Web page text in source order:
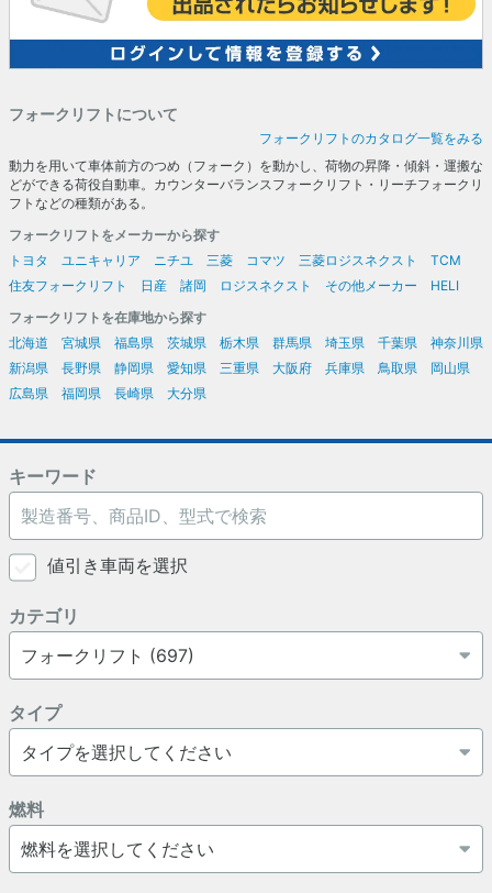
フォークリフトについて
フォークリフトのカタログ一覧をみる
動力を用いて車体前方のつめ（フォーク）を動かし、荷物の昇降・傾斜・運搬な
どができる荷役自動車。カウンターバランスフォークリフト・リーチフォークリ
フトなどの種類がある。
フォークリフトをメーカーから探す
トヨタ
ユニキャリア ニチユ 三菱 コマツ 三菱ロジスネクスト
TCM
住友フォークリフト
日産 諸岡 ロジスネクスト その他メーカー
HELI
フォークリフトを在庫地から探す
北海道
宮城県 福島県 茨城県 栃木県 群馬県 埼玉県 千葉県
神奈川県
新潟県
長野県 静岡県 愛知県 三重県 大阪府 兵庫県 鳥取県
岡山県
広島県
福岡県 長崎県 大分県
キーワード
値引き車両を選択
カテゴリ
タイプ
燃料